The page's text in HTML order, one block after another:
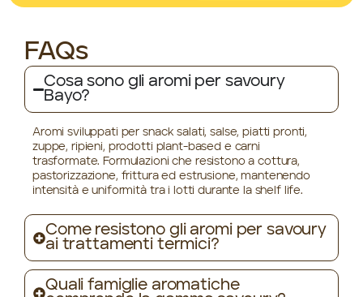
FAQs
Cosa sono gli aromi per savoury
Bayo?
Aromi sviluppati per snack salati, salse, piatti pronti,
zuppe, ripieni, prodotti plant-based e carni
trasformate. Formulazioni che resistono a cottura,
pastorizzazione, frittura ed estrusione, mantenendo
intensità e uniformità tra i lotti durante la shelf life.
Come resistono gli aromi per savoury
ai trattamenti termici?
Quali famiglie aromatiche